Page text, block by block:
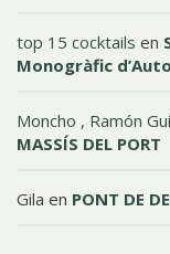
top 15 cocktails en
Monogràfic
Moncho , Ramón
MASSÍS DEL PORT
Gila en PONT DE